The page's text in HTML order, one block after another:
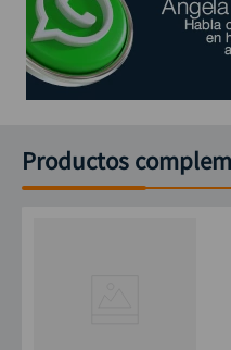
Productos